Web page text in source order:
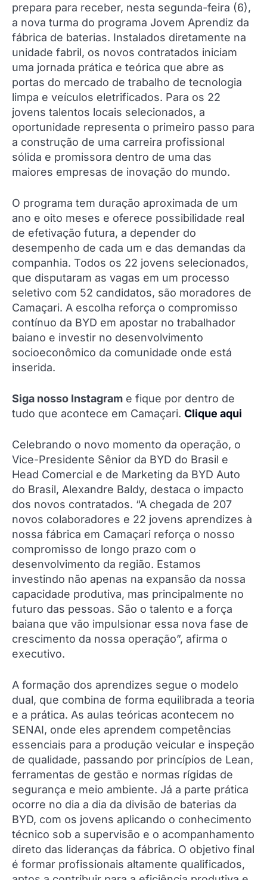
prepara para receber, nesta segunda-feira (6),
a nova turma do programa Jovem Aprendiz da
fábrica de baterias. Instalados diretamente na
unidade fabril, os novos contratados iniciam
uma jornada prática e teórica que abre as
portas do mercado de trabalho de tecnologia
limpa e veículos eletrificados. Para os 22
jovens talentos locais selecionados, a
oportunidade representa o primeiro passo para
a construção de uma carreira profissional
sólida e promissora dentro de uma das
maiores empresas de inovação do mundo.
O programa tem duração aproximada de um
ano e oito meses e oferece possibilidade real
de efetivação futura, a depender do
desempenho de cada um e das demandas da
companhia. Todos os 22 jovens selecionados,
que disputaram as vagas em um processo
seletivo com 52 candidatos, são moradores de
Camaçari. A escolha reforça o compromisso
contínuo da BYD em apostar no trabalhador
baiano e investir no desenvolvimento
socioeconômico da comunidade onde está
inserida.
Siga nosso Instagram e fique por dentro de
tudo que acontece em Camaçari. Clique aqui
Celebrando o novo momento da operação, o
Vice-Presidente Sênior da BYD do Brasil e
Head Comercial e de Marketing da BYD Auto
do Brasil, Alexandre Baldy, destaca o impacto
dos novos contratados. “A chegada de 207
novos colaboradores e 22 jovens aprendizes à
nossa fábrica em Camaçari reforça o nosso
compromisso de longo prazo com o
desenvolvimento da região. Estamos
investindo não apenas na expansão da nossa
capacidade produtiva, mas principalmente no
futuro das pessoas. São o talento e a força
baiana que vão impulsionar essa nova fase de
crescimento da nossa operação”, afirma o
executivo.
A formação dos aprendizes segue o modelo
dual, que combina de forma equilibrada a teoria
e a prática. As aulas teóricas acontecem no
SENAI, onde eles aprendem competências
essenciais para a produção veicular e inspeção
de qualidade, passando por princípios de Lean,
ferramentas de gestão e normas rígidas de
segurança e meio ambiente. Já a parte prática
ocorre no dia a dia da divisão de baterias da
BYD, com os jovens aplicando o conhecimento
técnico sob a supervisão e o acompanhamento
direto das lideranças da fábrica. O objetivo final
é formar profissionais altamente qualificados,